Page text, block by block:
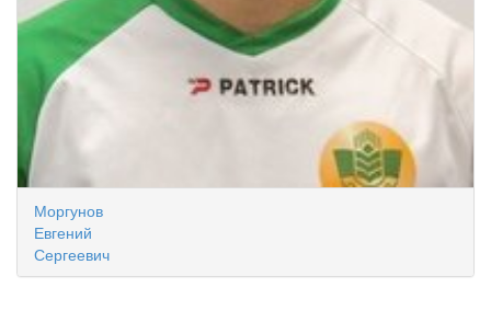
Моргунов
Евгений
Сергеевич